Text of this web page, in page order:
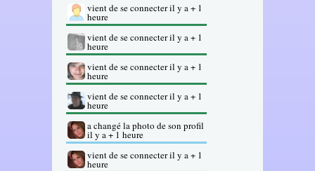
vient de se connecter il y a + 1
heure
vient de se connecter il y a + 1
heure
vient de se connecter il y a + 1
heure
vient de se connecter il y a + 1
heure
a changé la photo de son profil
il y a + 1 heure
vient de se connecter il y a + 1
heure